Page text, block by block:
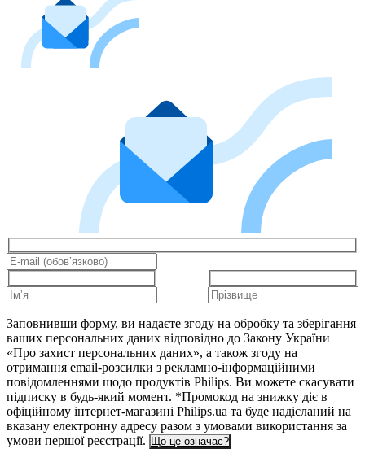
Заповнивши форму, ви надаєте згоду на обробку та зберігання
ваших персональних даних відповідно до Закону України
«Про захист персональних даних», а також згоду на
отримання email-розсилки з рекламно-інформаційними
повідомленнями щодо продуктів Philips. Ви можете скасувати
підписку в будь-який момент. *Промокод на знижку діє в
офіційному інтернет-магазині Philips.ua та буде надісланий на
вказану електронну адресу разом з умовами використання за
умови першої реєстрації. Що це означає?